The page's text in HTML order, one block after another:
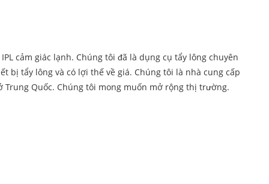
cảm giác lạnh. Chúng tôi đã là dụng cụ tẩy lông chuyên
bị tẩy lông và có lợi thế về giá. Chúng tôi là nhà cung cấp
Quốc. Chúng tôi mong muốn mở rộng thị trường.